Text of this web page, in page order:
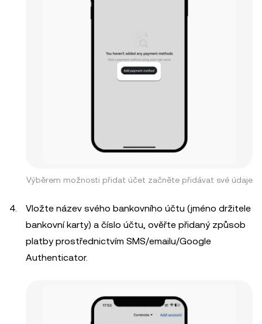
Výběrem možnosti přidat účet začněte přidávat své údaje
Vložte název svého bankovního účtu (jméno držitele
bankovní karty) a číslo účtu, ověřte přidaný způsob
platby prostřednictvím SMS/emailu/Google
Authenticator.